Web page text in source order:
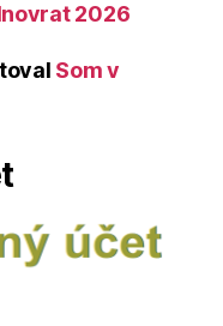
2026
Som v